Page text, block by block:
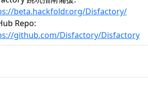
beta.hackfoldr.org/Disfactory/
Repo:
github.com/Disfactory/Disfactory